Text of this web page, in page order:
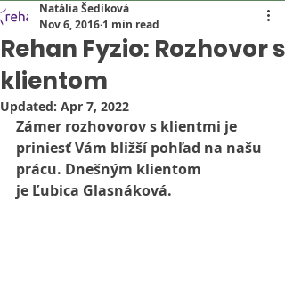
Rehan Fyzio: Rozhovor s
klientom
Natália Šedíková
Nov 6, 2016 1 min read
Updated: Apr 7, 2022
Zámer rozhovorov s klientmi je
priniesť Vám bližší pohľad na našu
prácu. Dnešným klientom
je Ľubica Glasnáková.